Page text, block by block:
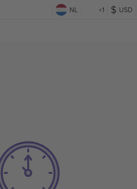
NL +1 USD